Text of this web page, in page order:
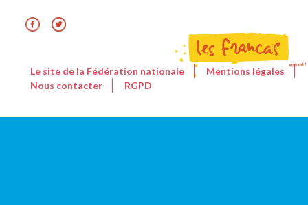
Le site de la Fédération nationale
Mentions légales
Nous contacter
RGPD